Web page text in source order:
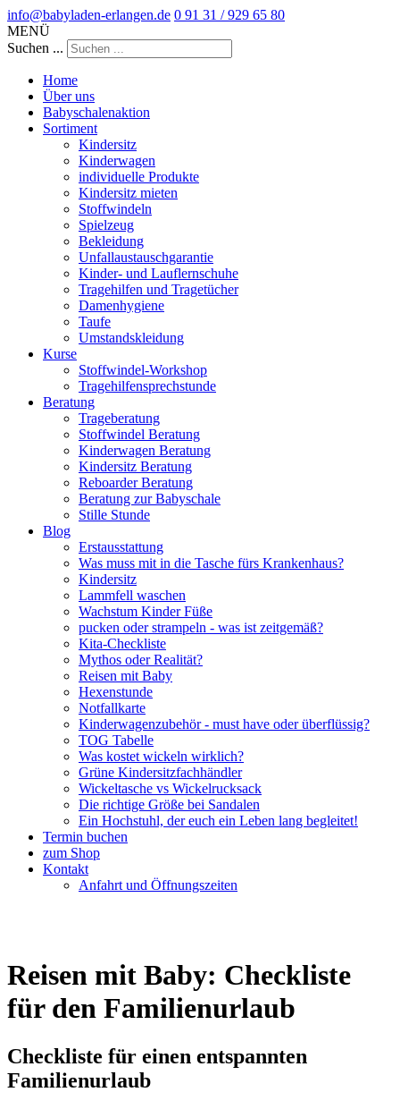
info@babyladen-erlangen.de 0 91 31 / 929 65 80
MENÜ
Suchen ...
Home
Über uns
Babyschalenaktion
Sortiment
Kindersitz
Kinderwagen
individuelle Produkte
Kindersitz mieten
Stoffwindeln
Spielzeug
Bekleidung
Unfallaustauschgarantie
Kinder- und Lauflernschuhe
Tragehilfen und Tragetücher
Damenhygiene
Taufe
Umstandskleidung
Kurse
Stoffwindel-Workshop
Tragehilfensprechstunde
Beratung
Trageberatung
Stoffwindel Beratung
Kinderwagen Beratung
Kindersitz Beratung
Reboarder Beratung
Beratung zur Babyschale
Stille Stunde
Blog
Erstausstattung
Was muss mit in die Tasche fürs Krankenhaus?
Kindersitz
Lammfell waschen
Wachstum Kinder Füße
pucken oder strampeln - was ist zeitgemäß?
Kita-Checkliste
Mythos oder Realität?
Reisen mit Baby
Hexenstunde
Notfallkarte
Kinderwagenzubehör - must have oder überflüssig?
TOG Tabelle
Was kostet wickeln wirklich?
Grüne Kindersitzfachhändler
Wickeltasche vs Wickelrucksack
Die richtige Größe bei Sandalen
Ein Hochstuhl, der euch ein Leben lang begleitet!
Termin buchen
zum Shop
Kontakt
Anfahrt und Öffnungszeiten
Reisen mit Baby: Checkliste
für den Familienurlaub
Checkliste für einen entspannten
Familienurlaub